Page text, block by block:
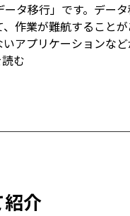
タ移行」です。デー
作業が難航すること
アプリケーションな
む
介